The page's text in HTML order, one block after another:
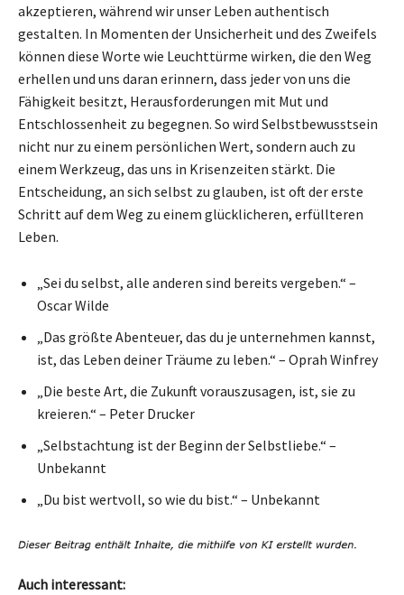
akzeptieren, während wir unser Leben authentisch
gestalten. In Momenten der Unsicherheit und des Zweifels
können diese Worte wie Leuchttürme wirken, die den Weg
erhellen und uns daran erinnern, dass jeder von uns die
Fähigkeit besitzt, Herausforderungen mit Mut und
Entschlossenheit zu begegnen. So wird Selbstbewusstsein
nicht nur zu einem persönlichen Wert, sondern auch zu
einem Werkzeug, das uns in Krisenzeiten stärkt. Die
Entscheidung, an sich selbst zu glauben, ist oft der erste
Schritt auf dem Weg zu einem glücklicheren, erfüllteren
Leben.
„Sei du selbst, alle anderen sind bereits vergeben.“ –
Oscar Wilde
„Das größte Abenteuer, das du je unternehmen kannst,
ist, das Leben deiner Träume zu leben.“ – Oprah Winfrey
„Die beste Art, die Zukunft vorauszusagen, ist, sie zu
kreieren.“ – Peter Drucker
„Selbstachtung ist der Beginn der Selbstliebe.“ –
Unbekannt
„Du bist wertvoll, so wie du bist.“ – Unbekannt
Auch interessant: